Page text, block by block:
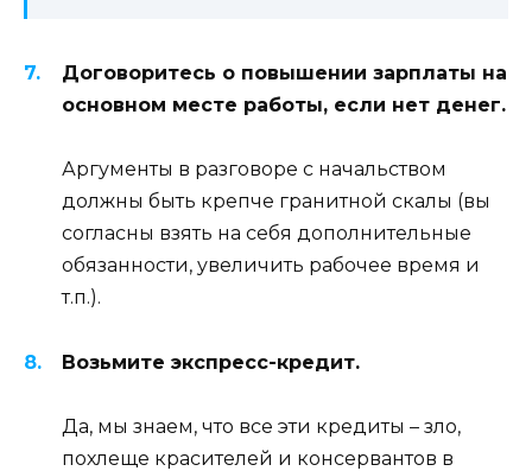
Договоритесь о повышении зарплаты на
основном месте работы, если нет денег.
Аргументы в разговоре с начальством
должны быть крепче гранитной скалы (вы
согласны взять на себя дополнительные
обязанности, увеличить рабочее время и
т.п.).
Возьмите экспресс-кредит.
Да, мы знаем, что все эти кредиты – зло,
похлеще красителей и консервантов в